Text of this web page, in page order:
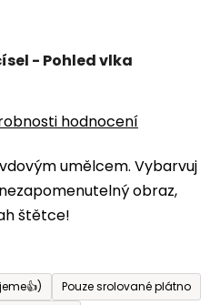
umělcem. Vybarvuj
obraz,
štětce!
Pouze srolované plátno
- Pohled vlka
hodnocení